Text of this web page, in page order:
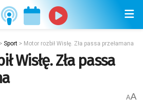
> Sport > Motor rozbił Wisłę. Zła passa przełamana
Wisłę. Zła passa
AA